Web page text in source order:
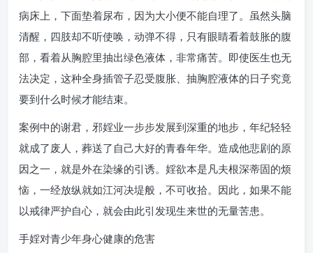
病床上，下面垫着尿布，因为大小便不能自理了。虽然头脑
清醒，四肢却不听使唤，动弹不得，只有眼睛看着鼓胀的腹
部，看着从胸腔里抽出绿色液体，非常痛苦。即使医生也无
法决定，这种全身插管子忍受腹胀、抽胸腔液体的日子究竟
要到什么时候才能结束。
案例中的谢君，邪婬业一步步发展到深重的地步，年纪轻轻
就成了废人，葬送了自己大好的青春年华。造成他悲剧的原
因之一，就是外在染缘的引诱。婬欲本是凡夫根深蒂固的烦
恼，一经放纵就如江河决堤般，不可收拾。因此，如果不能
以戒律严护自心，就会由此引发现生来世的无量苦患。
手婬对青少年身心健康的危害